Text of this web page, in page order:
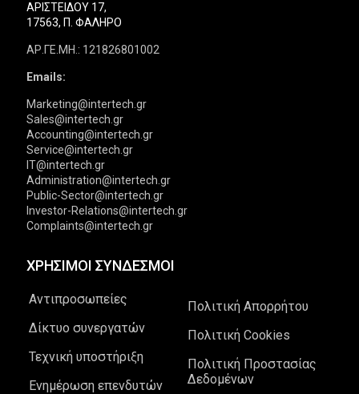
ΑΡΙΣΤΕΙΔΟΥ 17,
17563, Π. ΦΑΛΗΡΟ
ΑΡ.ΓΕ.ΜΗ.: 121826801002
Emails:
Marketing@intertech.gr
Sales@intertech.gr
Accounting@intertech.gr
Service@intertech.gr
IT@intertech.gr
Administration@intertech.gr
Public-Sector@intertech.gr
Investor-Relations@intertech.gr
Complaints@intertech.gr
ΧΡΗΣΙΜΟΙ ΣΥΝΔΕΣΜΟΙ
Αντιπροσωπείες
Δίκτυο συνεργατών
Τεχνική υποστήριξη
Ενημέρωση επενδυτών
Πολιτική Απορρήτου
Πολιτική Cookies
Πολιτική Προστασίας
Δεδομένων